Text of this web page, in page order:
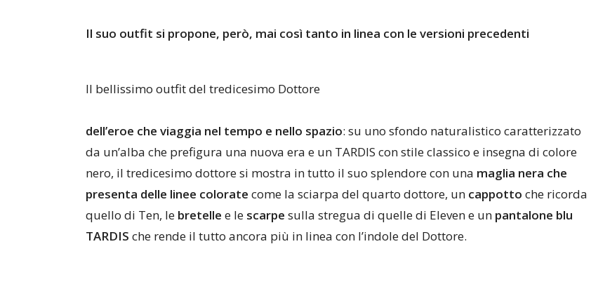
Il suo outfit si propone, però, mai così tanto in linea con le versioni precedenti
Il bellissimo outfit del tredicesimo Dottore
dell’eroe che viaggia nel tempo e nello spazio: su uno sfondo naturalistico caratterizzato
da un’alba che prefigura una nuova era e un TARDIS con stile classico e insegna di colore
nero, il tredicesimo dottore si mostra in tutto il suo splendore con una maglia nera che
presenta delle linee colorate come la sciarpa del quarto dottore, un cappotto che ricorda
quello di Ten, le bretelle e le scarpe sulla stregua di quelle di Eleven e un pantalone blu
TARDIS che rende il tutto ancora più in linea con l’indole del Dottore.